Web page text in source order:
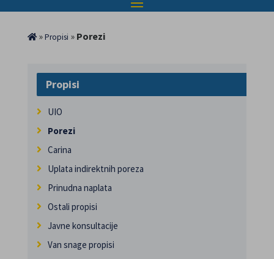
»Propisi » Porezi
Propisi
UIO
Porezi
Carina
Uplata indirektnih poreza
Prinudna naplata
Ostali propisi
Javne konsultacije
Van snage propisi